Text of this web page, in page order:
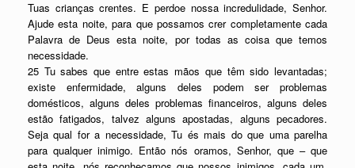
Tuas crianças crentes. E perdoe nossa incredulidade, Senhor.
Ajude esta noite, para que possamos crer completamente cada
Palavra de Deus esta noite, por todas as coisa que temos
necessidade.
25 Tu sabes que entre estas mãos que têm sido levantadas;
existe enfermidade, alguns deles podem ser problemas
domésticos, alguns deles problemas financeiros, alguns deles
estão fatigados, talvez alguns apostadas, alguns pecadores.
Seja qual for a necessidade, Tu és mais do que uma parelha
para qualquer inimigo. Então nós oramos, Senhor, que – que